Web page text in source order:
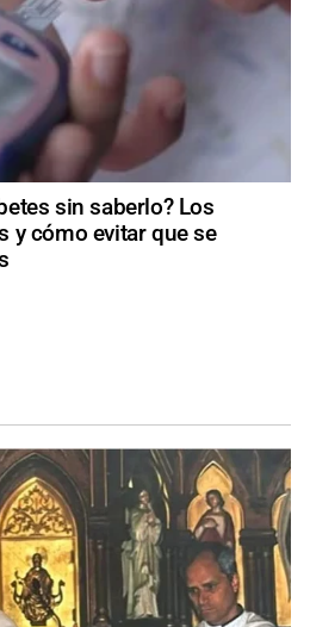
sin saberlo? Los
y cómo evitar que se